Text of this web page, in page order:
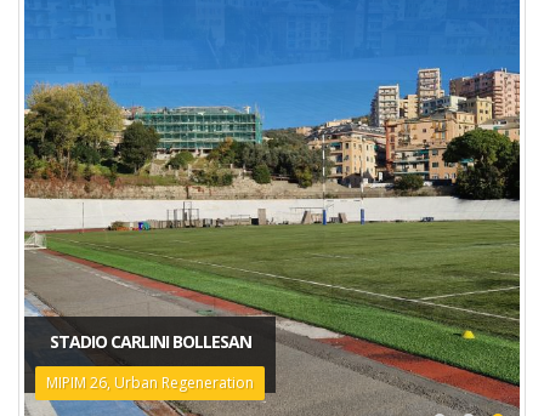
STADIO CARLINI BOLLESAN
MIPIM 26, Urban Regeneration